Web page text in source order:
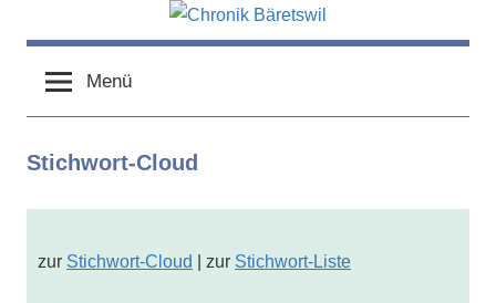
Inhalt
springenchronik-
baeretswil.ch
baeretswil.ch
Menü
Stichwort-Cloud
zur Stichwort-Cloud | zur Stichwort-Liste